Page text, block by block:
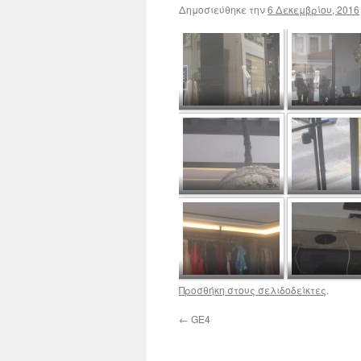
Δημοσιεύθηκε την6 Δεκεμβρίου, 2016
Προσθήκη στους σελιδοδείκτες.
← GE4